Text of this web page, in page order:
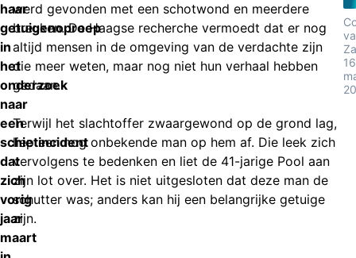
haar
getuigenoproep
in
het
onderzoek
naar
een
schietincident
dat
zich
vorig
jaar
maart
werd gevonden met een schotwond en meerdere
breuken. De Haagse recherche vermoedt dat er nog
altijd mensen in de omgeving van de verdachte zijn
die meer weten, maar nog niet hun verhaal hebben
gedaan.
Terwijl het slachtoffer zwaargewond op de grond lag,
liep een nog onbekende man op hem af. Die leek zich
vervolgens te bedenken en liet de 41-jarige Pool aan
zijn lot over. Het is niet uitgesloten dat deze man de
schutter was; anders kan hij een belangrijke getuige
zijn.
16